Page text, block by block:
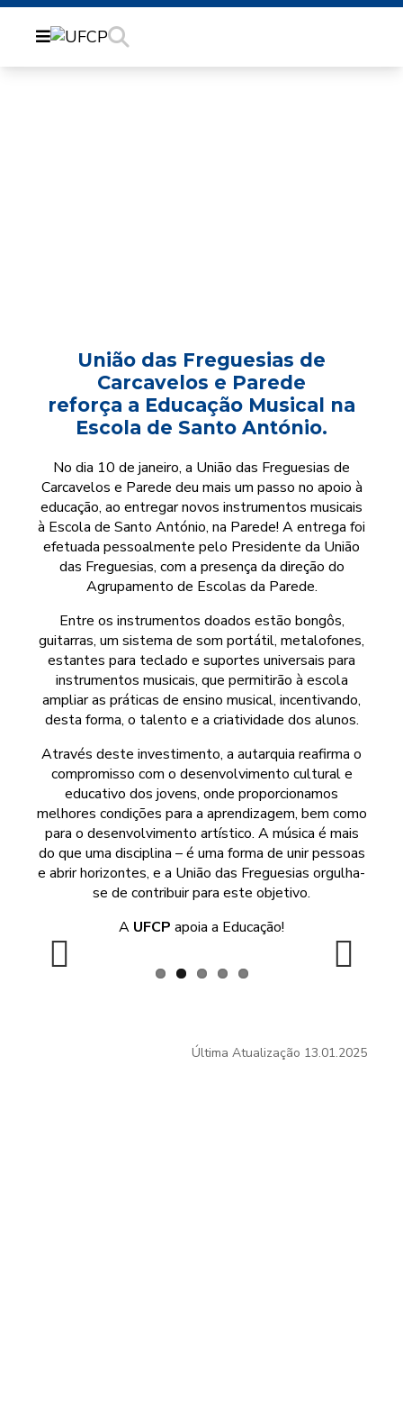
União das Freguesias de
Carcavelos e Parede
reforça a Educação Musical na
Escola de Santo António.
No dia 10 de janeiro, a União das Freguesias de
Carcavelos e Parede deu mais um passo no apoio à
educação, ao entregar novos instrumentos musicais
à Escola de Santo António, na Parede! A entrega foi
efetuada pessoalmente pelo Presidente da União
das Freguesias, com a presença da direção do
Agrupamento de Escolas da Parede.
Entre os instrumentos doados estão bongôs,
guitarras, um sistema de som portátil, metalofones,
estantes para teclado e suportes universais para
instrumentos musicais, que permitirão à escola
ampliar as práticas de ensino musical, incentivando,
desta forma, o talento e a criatividade dos alunos.
Através deste investimento, a autarquia reafirma o
compromisso com o desenvolvimento cultural e
educativo dos jovens, onde proporcionamos
melhores condições para a aprendizagem, bem como
para o desenvolvimento artístico. A música é mais
do que uma disciplina – é uma forma de unir pessoas
e abrir horizontes, e a União das Freguesias orgulha-
se de contribuir para este objetivo.
A UFCP apoia a Educação!
Última Atualização 13.01.2025